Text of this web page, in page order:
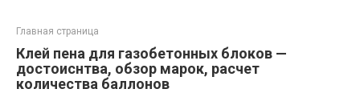
Главная страница
Клей пена для газобетонных блоков —
достоиснтва, обзор марок, расчет
количества баллонов